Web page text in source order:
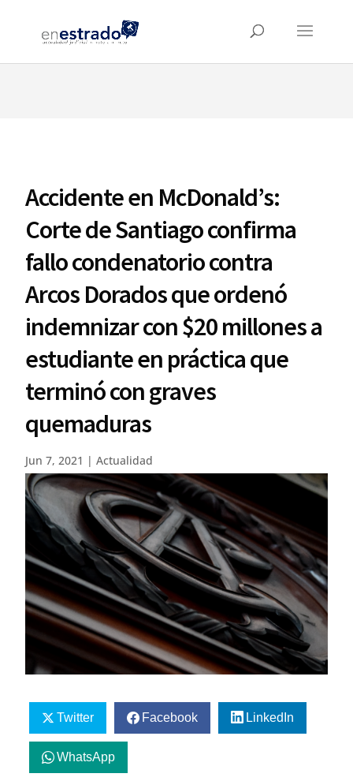
⚠️ Hosting plan for this site has expired.
avoid service disruption.
Accidente en McDonald’s:
Corte de Santiago confirma
fallo condenatorio contra
Arcos Dorados que ordenó
indemnizar con $20 millones a
estudiante en práctica que
terminó con graves
quemaduras
Jun 7, 2021 |Actualidad
Twitter Facebook LinkedIn
WhatsApp